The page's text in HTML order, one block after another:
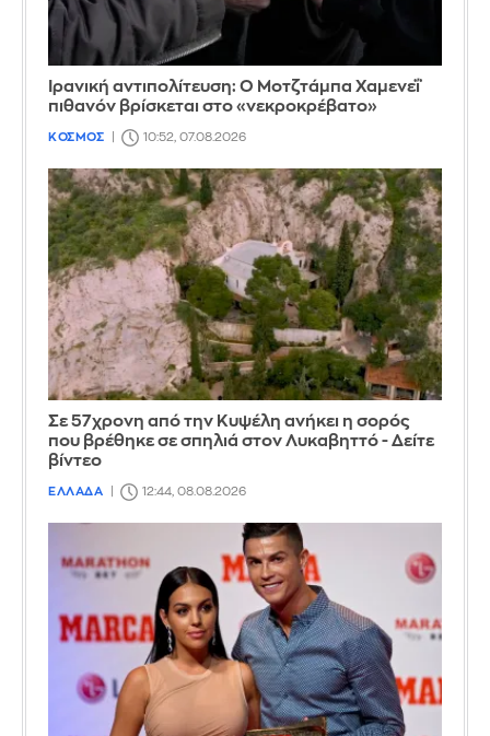
Ιρανική αντιπολίτευση: Ο Μοτζτάμπα Χαμενεΐ
πιθανόν βρίσκεται στο «νεκροκρέβατο»
ΚΟΣΜΟΣ 10:52, 07.08.2026
Σε 57χρονη από την Κυψέλη ανήκει η σορός
που βρέθηκε σε σπηλιά στον Λυκαβηττό - Δείτε
βίντεο
ΕΛΛΑΔΑ 12:44, 08.08.2026